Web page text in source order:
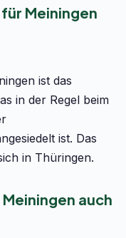
Meiningen
ist das
in der Regel beim
ist. Das
in Thüringen.
auch